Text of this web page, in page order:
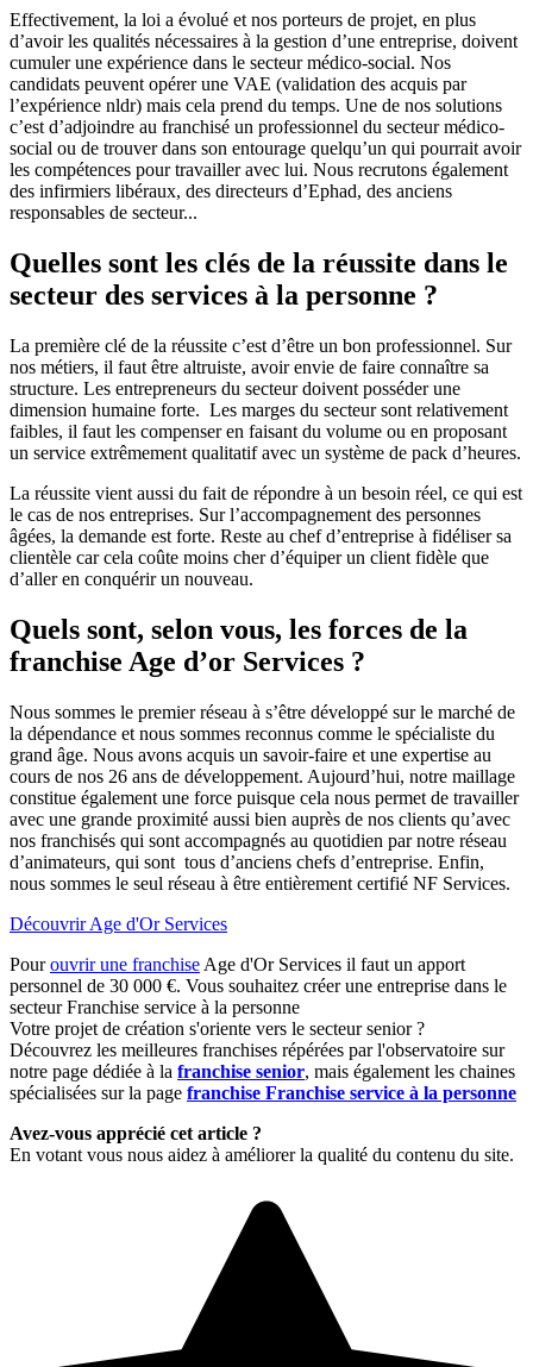
Effectivement, la loi a évolué et nos porteurs de projet, en plus
d’avoir les qualités nécessaires à la gestion d’une entreprise, doivent
cumuler une expérience dans le secteur médico-social. Nos
candidats peuvent opérer une VAE (validation des acquis par
l’expérience nldr) mais cela prend du temps. Une de nos solutions
c’est d’adjoindre au franchisé un professionnel du secteur médico-
social ou de trouver dans son entourage quelqu’un qui pourrait avoir
les compétences pour travailler avec lui. Nous recrutons également
des infirmiers libéraux, des directeurs d’Ephad, des anciens
responsables de secteur...
Quelles sont les clés de la réussite dans le
secteur des services à la personne ?
La première clé de la réussite c’est d’être un bon professionnel. Sur
nos métiers, il faut être altruiste, avoir envie de faire connaître sa
structure. Les entrepreneurs du secteur doivent posséder une
dimension humaine forte. Les marges du secteur sont relativement
faibles, il faut les compenser en faisant du volume ou en proposant
un service extrêmement qualitatif avec un système de pack d’heures.
La réussite vient aussi du fait de répondre à un besoin réel, ce qui est
le cas de nos entreprises. Sur l’accompagnement des personnes
âgées, la demande est forte. Reste au chef d’entreprise à fidéliser sa
clientèle car cela coûte moins cher d’équiper un client fidèle que
d’aller en conquérir un nouveau.
Quels sont, selon vous, les forces de la
franchise Age d’or Services ?
Nous sommes le premier réseau à s’être développé sur le marché de
la dépendance et nous sommes reconnus comme le spécialiste du
grand âge. Nous avons acquis un savoir-faire et une expertise au
cours de nos 26 ans de développement. Aujourd’hui, notre maillage
constitue également une force puisque cela nous permet de travailler
avec une grande proximité aussi bien auprès de nos clients qu’avec
nos franchisés qui sont accompagnés au quotidien par notre réseau
d’animateurs, qui sont tous d’anciens chefs d’entreprise. Enfin,
nous sommes le seul réseau à être entièrement certifié NF Services.
Découvrir Age d'Or Services
Pourouvrir une franchise Age d'Or Services il faut un apport
personnel de 30 000 €. Vous souhaitez créer une entreprise dans le
secteur Franchise service à la personne
Votre projet de création s'oriente vers le secteur senior ?
Découvrez les meilleures franchises répérées par l'observatoire sur
notre page dédiée à la franchise senior, mais également les chaines
spécialisées sur la page franchise Franchise service à la personne
Avez-vous apprécié cet article ?
En votant vous nous aidez à améliorer la qualité du contenu du site.